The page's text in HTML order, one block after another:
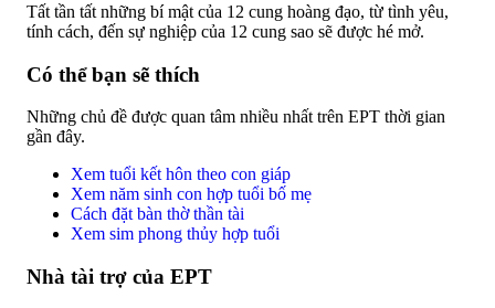
Tất tần tất những bí mật của 12 cung hoàng đạo, từ tình yêu,
tính cách, đến sự nghiệp của 12 cung sao sẽ được hé mở.
Có thể bạn sẽ thích
Những chủ đề được quan tâm nhiều nhất trên EPT thời gian
gần đây.
Xem tuổi kết hôn theo con giáp
Xem năm sinh con hợp tuổi bố mẹ
Cách đặt bàn thờ thần tài
Xem sim phong thủy hợp tuổi
Nhà tài trợ của EPT